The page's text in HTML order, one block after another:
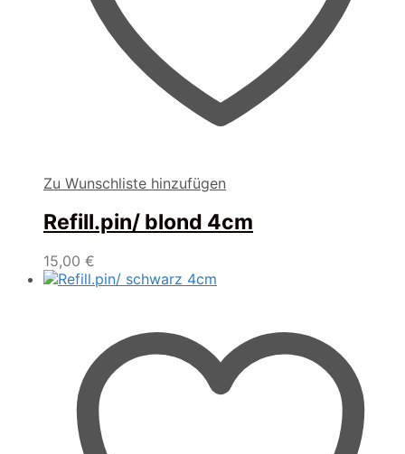
Zu Wunschliste hinzufügen
Refill.pin/ blond 4cm
15,00 €